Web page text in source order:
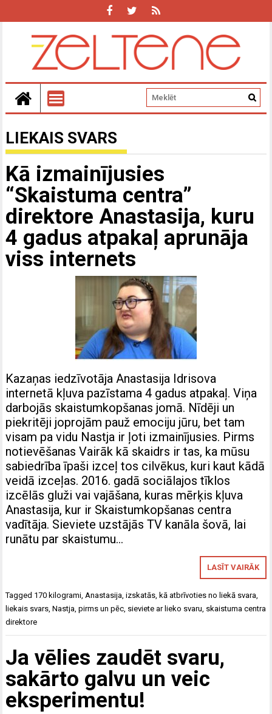
LIEKAIS SVARS
Kā izmainījusies
“Skaistuma centra”
direktore Anastasija, kuru
4 gadus atpakaļ aprunāja
viss internets
Kazaņas iedzīvotāja Anastasija Idrisova
internetā kļuva pazīstama 4 gadus atpakaļ. Viņa
darbojās skaistumkopšanas jomā. Nīdēji un
piekritēji joprojām pauž emociju jūru, bet tam
visam pa vidu Nastja ir ļoti izmainījusies. Pirms
notievēšanas Vairāk kā skaidrs ir tas, ka mūsu
sabiedrība īpaši izceļ tos cilvēkus, kuri kaut kādā
veidā izceļas. 2016. gadā sociālajos tīklos
izcēlās gluži vai vajāšana, kuras mērķis kļuva
Anastasija, kur ir Skaistumkopšanas centra
vadītāja. Sieviete uzstājās TV kanāla šovā, lai
runātu par skaistumu…
LASĪT VAIRĀK
Tagged 170 kilogrami Anastasija ,izskatās ,kā atbrīvoties no liekā svara
liekais svars ,Nastja ,pirms un pēc sieviete ar lieko svaru skaistuma centra
direktore
Ja vēlies zaudēt svaru,
sakārto galvu un veic
eksperimentu!